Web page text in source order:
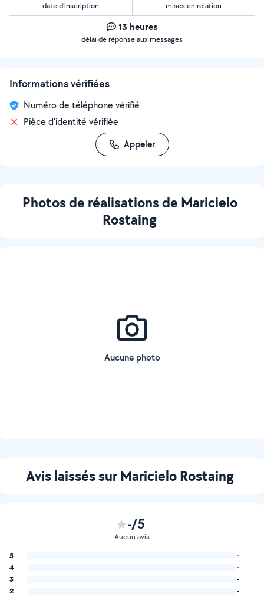
date d’inscription mises en relation
13 heures
délai de réponse aux messages
Informations vérifiées
Numéro de téléphone vérifié
Pièce d'identité vérifiée
Appeler
Photos de réalisations de Maricielo
Rostaing
Aucune photo
Avis laissés sur Maricielo Rostaing
-/5
Aucun avis
5
-
4
-
3
-
2
-